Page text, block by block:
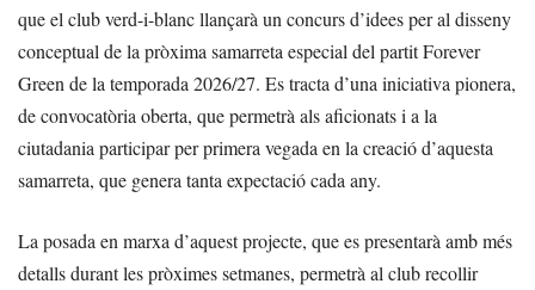
que el club verd-i-blanc llançarà un concurs d’idees per al disseny
conceptual de la pròxima samarreta especial del partit Forever
Green de la temporada 2026/27. Es tracta d’una iniciativa pionera,
de convocatòria oberta, que permetrà als aficionats i a la
ciutadania participar per primera vegada en la creació d’aquesta
samarreta, que genera tanta expectació cada any.
La posada en marxa d’aquest projecte, que es presentarà amb més
detalls durant les pròximes setmanes, permetrà al club recollir